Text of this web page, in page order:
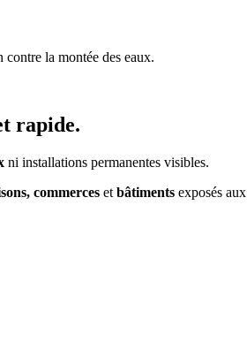
rapide.
ni installations permanentes visibles.
commerces et bâtiments exposés aux